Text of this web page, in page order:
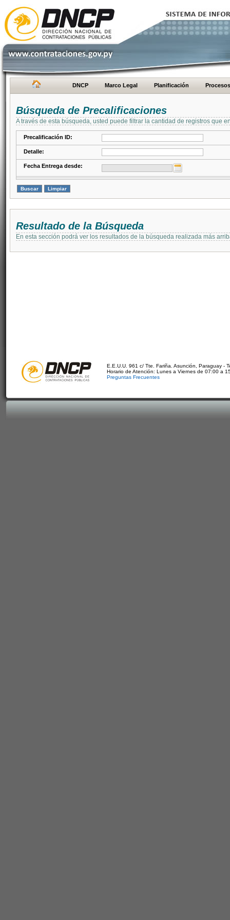
DNCP Marco Legal Planificación Procesos
Búsqueda de Precalificaciones
A través de esta búsqueda, usted puede filtrar la cantidad de registros que
Precalificación ID:
Detalle:
Fecha Entrega desde:
Resultado de la Búsqueda
En esta sección podrá ver los resultados de la búsqueda realizada más
E.E.U.U. 961 c/ Tte. Fariña. Asunción, Paraguay -
Horario de Atención: Lunes a Viernes de 07:00 a
Preguntas Frecuentes